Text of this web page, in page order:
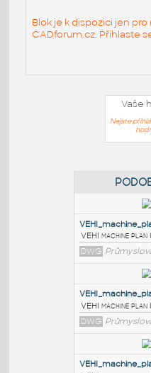
Blok je k dispozici jen
CADforum.cz. Přihlaste
Vaše
Nejste
VEHI
DWG